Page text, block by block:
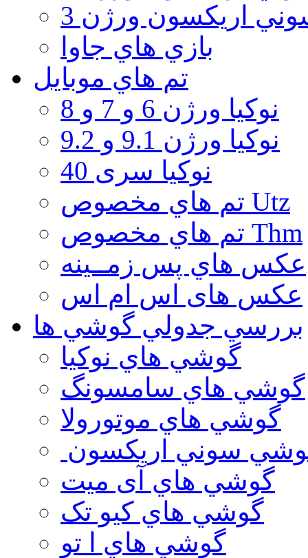
اريكسون ورژن 3
بازي هاي جاوا
تم هاي موبايل
نوكيا ورژن 6 و 7 و 8
نوكيا ورژن 9.1 و 9.2
نوکیا سری 40
تم هاي مخصوص Utz
تم هاي مخصوص Thm
عكس هاي پس زمــينه
عكس های اس ام اس
بررسي جدولي گوشي ها
گوشي هاي نوكيا
گوشي هاي سامسونگ
گوشي هاي موتورولا
سوني اريكسون
گوشي هاي آی میت
گوشي هاي کیو تک
گوشي هاي ا تو